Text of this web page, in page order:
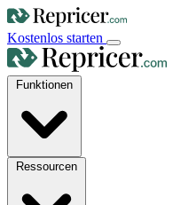
Kostenlos starten